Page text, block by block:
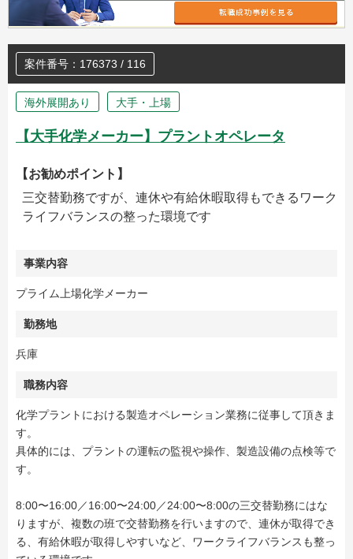
案件番号：176373 / 116
海外展開あり 大手・上場
【大手化学メーカー】プラントオペレータ
【お勧めポイント】
三交替勤務ですが、連休や有給休暇取得もできるワーク
ライフバランスの整った環境です
事業内容
プライム上場化学メーカー
勤務地
兵庫
職務内容
化学プラントにおける製造オペレーション業務に従事して頂きま
す。
具体的には、プラントの運転の監視や操作、製造設備の点検等で
す。
8:00〜16:00／16:00〜24:00／24:00〜8:00の三交替勤務にはな
りますが、複数の班で交替勤務を行いますので、連休が取得でき
る、有給休暇が取得しやすいなど、ワークライフバランスも整っ